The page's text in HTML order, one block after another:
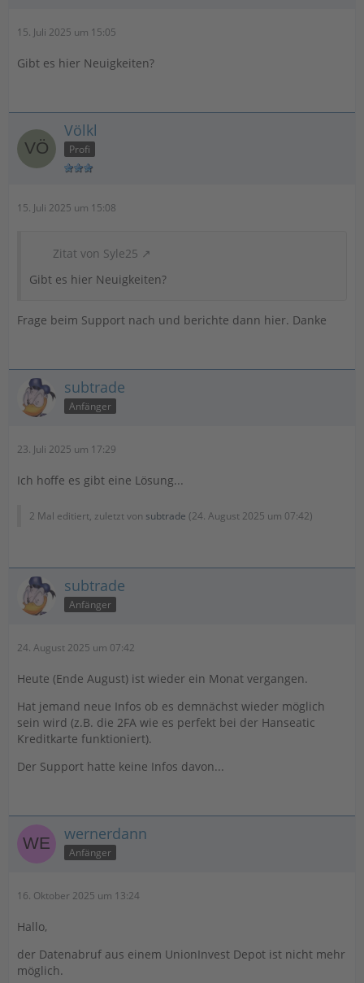
15. Juli 2025 um 15:05
Gibt es hier Neuigkeiten?
Völkl
Profi
15. Juli 2025 um 15:08
Zitat von Syle25
Gibt es hier Neuigkeiten?
Frage beim Support nach und berichte dann hier. Danke
subtrade
Anfänger
23. Juli 2025 um 17:29
Ich hoffe es gibt eine Lösung...
2 Mal editiert, zuletzt von subtrade (24. August 2025 um 07:42)
subtrade
Anfänger
24. August 2025 um 07:42
Heute (Ende August) ist wieder ein Monat vergangen.
Hat jemand neue Infos ob es demnächst wieder möglich
sein wird (z.B. die 2FA wie es perfekt bei der Hanseatic
Kreditkarte funktioniert).
Der Support hatte keine Infos davon...
wernerdann
Anfänger
16. Oktober 2025 um 13:24
Hallo,
der Datenabruf aus einem UnionInvest Depot ist nicht mehr
möglich.